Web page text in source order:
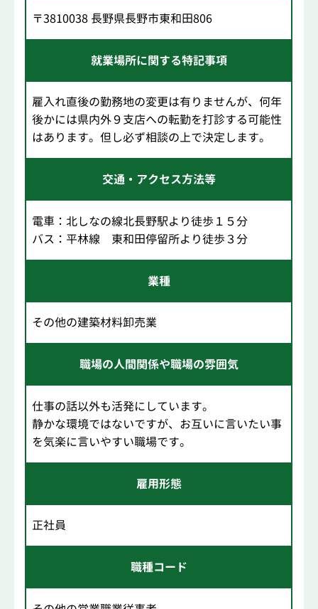
〒3810038 長野県長野市東和田806
就業場所に関する特記事項
雇入れ直後の勤務地の変更は有りませんが、何年
後かには県内外９支店への転勤を打診する可能性
はあります。但し必ず相談の上で決定します。
交通・アクセス方法等
電車：北しなの線北長野駅より徒歩１５分
バス：平林線 東和田停留所より徒歩３分
業種
その他の建築材料卸売業
職場の人間関係や職場の雰囲気
仕事の話以外も活発にしています。
静かな環境ではないですが、お互いに言いたい事
を気楽に言いやすい職場です。
雇用形態
正社員
職種コード